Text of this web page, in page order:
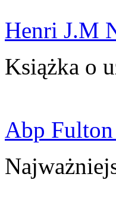
Henri J.M
Książka o
Abp Fulton